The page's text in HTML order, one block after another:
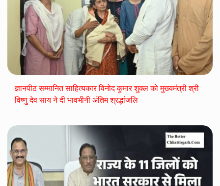
ज्ञानपीठ सम्मानित साहित्यकार विनोद कुमार शुक्ल को मुख्यमंत्री श्री
विष्णु देव साय ने दी भावभीनी अंतिम श्रद्धांजलि